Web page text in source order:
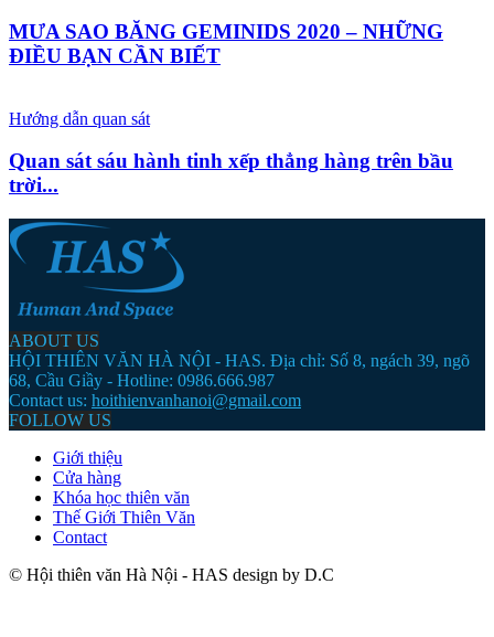
MƯA SAO BĂNG GEMINIDS 2020 – NHỮNG
ĐIỀU BẠN CẦN BIẾT
Hướng dẫn quan sát
Quan sát sáu hành tinh xếp thẳng hàng trên bầu
trời...
ABOUT US
HỘI THIÊN VĂN HÀ NỘI - HAS. Địa chỉ: Số 8, ngách 39, ngõ
68, Cầu Giầy - Hotline: 0986.666.987
Contact us: hoithienvanhanoi@gmail.com
FOLLOW US
Giới thiệu
Cửa hàng
Khóa học thiên văn
Thế Giới Thiên Văn
Contact
© Hội thiên văn Hà Nội - HAS design by D.C